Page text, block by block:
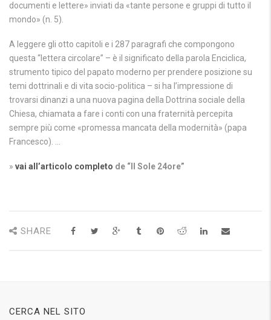
documenti e lettere» inviati da «tante persone e gruppi di tutto il
mondo» (n. 5).
A leggere gli otto capitoli e i 287 paragrafi che compongono
questa “lettera circolare” – è il significato della parola Enciclica,
strumento tipico del papato moderno per prendere posizione su
temi dottrinali e di vita socio-politica – si ha l’impressione di
trovarsi dinanzi a una nuova pagina della Dottrina sociale della
Chiesa, chiamata a fare i conti con una fraternità percepita
sempre più come «promessa mancata della modernità» (papa
Francesco). …
» vai all’articolo completo de “Il Sole 24ore”
SHARE
CERCA NEL SITO